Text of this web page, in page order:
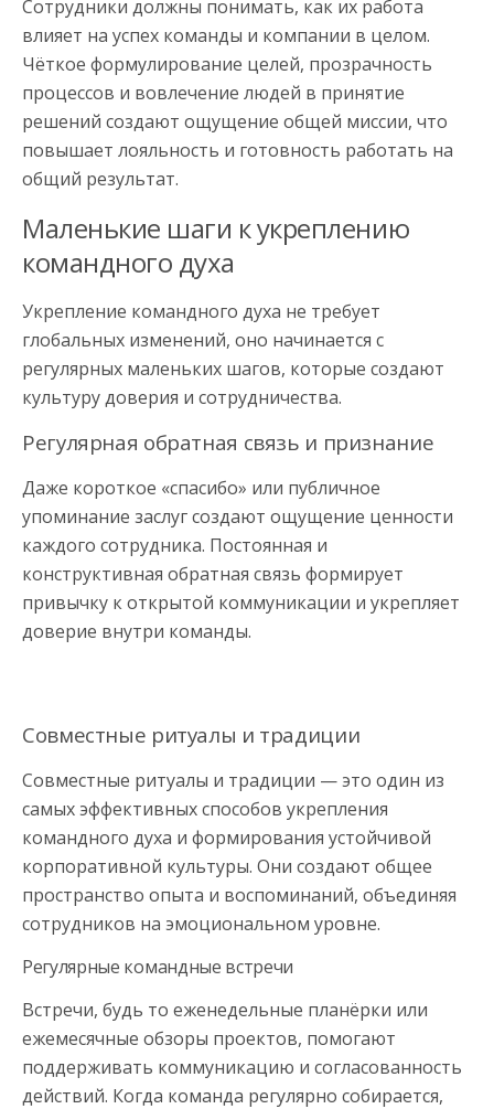
Сотрудники должны понимать, как их работа
влияет на успех команды и компании в целом.
Чёткое формулирование целей, прозрачность
процессов и вовлечение людей в принятие
решений создают ощущение общей миссии, что
повышает лояльность и готовность работать на
общий результат.
Маленькие шаги к укреплению
командного духа
Укрепление командного духа не требует
глобальных изменений, оно начинается с
регулярных маленьких шагов, которые создают
культуру доверия и сотрудничества.
Регулярная обратная связь и признание
Даже короткое «спасибо» или публичное
упоминание заслуг создают ощущение ценности
каждого сотрудника. Постоянная и
конструктивная обратная связь формирует
привычку к открытой коммуникации и укрепляет
доверие внутри команды.
Совместные ритуалы и традиции
Совместные ритуалы и традиции — это один из
самых эффективных способов укрепления
командного духа и формирования устойчивой
корпоративной культуры. Они создают общее
пространство опыта и воспоминаний, объединяя
сотрудников на эмоциональном уровне.
Регулярные командные встречи
Встречи, будь то еженедельные планёрки или
ежемесячные обзоры проектов, помогают
поддерживать коммуникацию и согласованность
действий. Когда команда регулярно собирается,